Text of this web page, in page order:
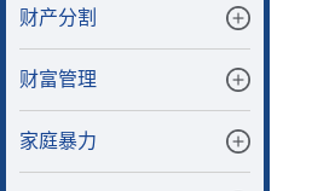
财产分割
财富管理
家庭暴力